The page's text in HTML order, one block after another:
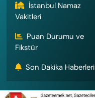
İstanbul Namaz
Vakitleri
Puan Durumu ve
Fikstür
Son Dakika Haberleri